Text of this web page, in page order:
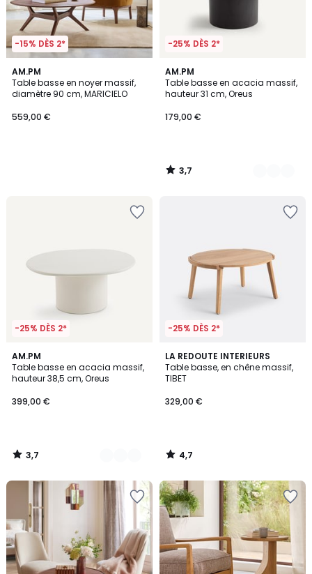
-15% DÈS 2*
AM.PM
Table basse en noyer massif,
diamètre 90 cm, MARICIELO
559,00 €
-25% DÈS 2*
AM.PM
Table basse en acacia massif,
hauteur 31 cm, Oreus
179,00 €
3,7
/ 5
2
Couleurs
3,7
/
-25% DÈS 2*
AM.PM
Table basse en acacia massif,
hauteur 38,5 cm, Oreus
399,00 €
3,7
/ 5
2
Couleurs
3,7
/
-25% DÈS 2*
LA REDOUTE INTERIEURS
Table basse, en chêne massif,
TIBET
329,00 €
4,7
/ 5
4,7
/